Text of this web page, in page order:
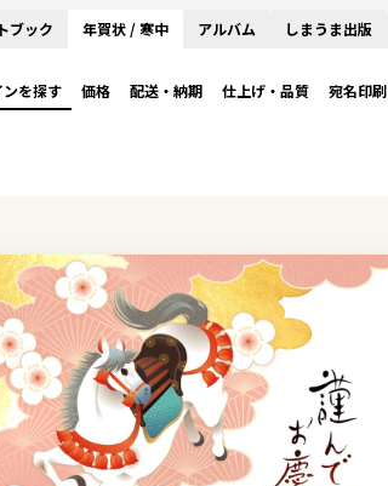
ブック 年賀状 / 寒中 アルバム しまうま出版
を探す 価格 配送・納期 仕上げ・品質 宛名印刷